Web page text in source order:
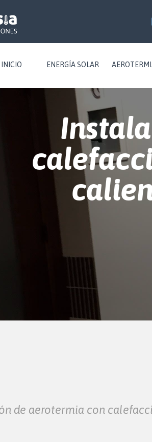
INICIO ENERGÍA SOLAR
de aerotermia con